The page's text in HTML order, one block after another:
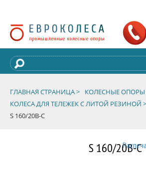
ГЛАВНАЯ СТРАНИЦА >
КОЛЕСНЫЕ ОПОРЫ
КОЛЕСА ДЛЯ ТЕЛЕЖЕК С ЛИТОЙ РЕЗИНОЙ >
S 160/20B-C
S 160/20B-C